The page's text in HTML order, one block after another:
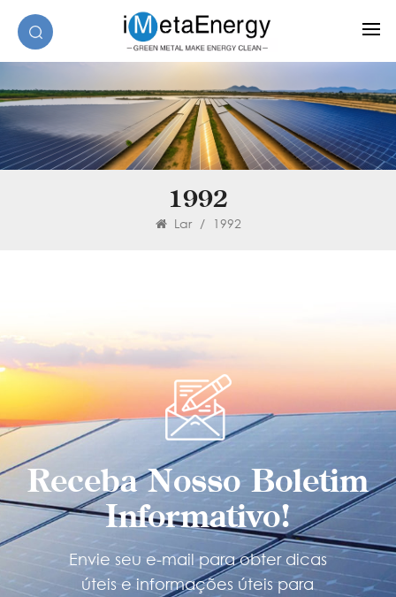
1992
Lar / 1992
Receba Nosso Boletim
Informativo!
Envie seu e-mail para obter dicas
úteis e informações úteis para